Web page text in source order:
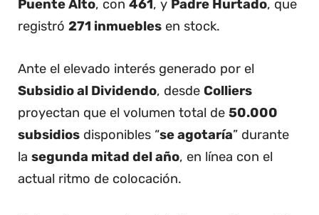
Puente Alto, con 461, y Padre Hurtado, que
registró 271 inmuebles en stock.
Ante el elevado interés generado por el
Subsidio al Dividendo, desde Colliers
proyectan que el volumen total de 50.000
subsidios disponibles “se agotaría” durante
la segunda mitad del año, en línea con el
actual ritmo de colocación.